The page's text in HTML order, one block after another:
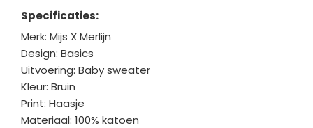
Specificaties:
Merk: Mijs X Merlijn
Design: Basics
Uitvoering: Baby sweater
Kleur: Bruin
Print: Haasje
Materiaal: 100% katoen